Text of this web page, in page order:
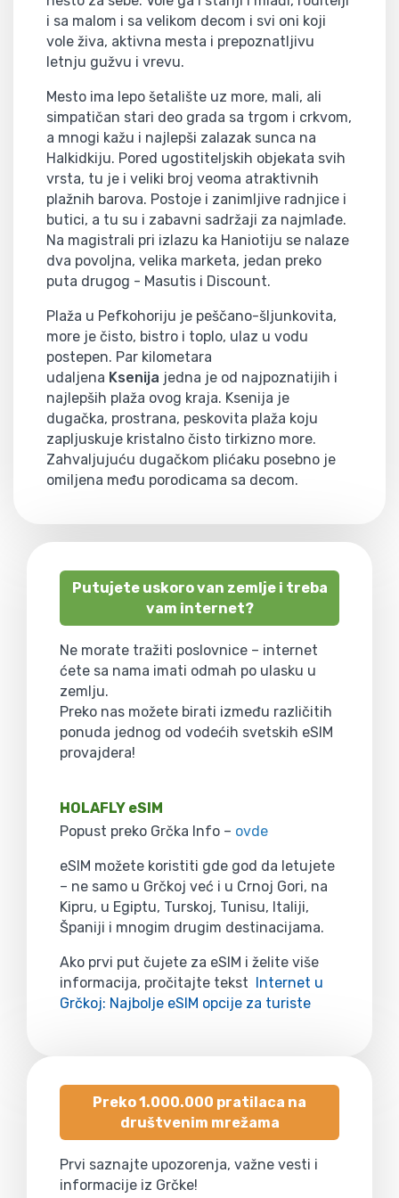
i sa malom i sa velikom decom i svi oni koji
vole živa, aktivna mesta i prepoznatljivu
letnju gužvu i vrevu.
Mesto ima lepo šetalište uz more, mali, ali
simpatičan stari deo grada sa trgom i crkvom,
a mnogi kažu i najlepši zalazak sunca na
Halkidkiju. Pored ugostiteljskih objekata svih
vrsta, tu je i veliki broj veoma atraktivnih
plažnih barova. Postoje i zanimljive radnjice i
butici, a tu su i zabavni sadržaji za najmlađe.
Na magistrali pri izlazu ka Haniotiju se nalaze
dva povoljna, velika marketa, jedan preko
puta drugog - Masutis i Discount.
Plaža u Pefkohoriju je peščano-šljunkovita,
more je čisto, bistro i toplo, ulaz u vodu
postepen. Par kilometara
udaljena Ksenija jedna je od najpoznatijih i
najlepših plaža ovog kraja. Ksenija je
dugačka, prostrana, peskovita plaža koju
zapljuskuje kristalno čisto tirkizno more.
Zahvaljujuću dugačkom plićaku posebno je
omiljena među porodicama sa decom.
Putujete uskoro van zemlje i treba
vam internet?
Ne morate tražiti poslovnice – internet
ćete sa nama imati odmah po ulasku u
zemlju.
Preko nas možete birati između različitih
ponuda jednog od vodećih svetskih eSIM
provajdera!
HOLAFLY eSIM
Popust preko Grčka Info – ovde
eSIM možete koristiti gde god da letujete
– ne samo u Grčkoj već i u Crnoj Gori, na
Kipru, u Egiptu, Turskoj, Tunisu, Italiji,
Španiji i mnogim drugim destinacijama.
Ako prvi put čujete za eSIM i želite više
informacija, pročitajte tekst Internet u
Grčkoj: Najbolje eSIM opcije za turiste
Preko 1.000.000 pratilaca na
društvenim mrežama
Prvi saznajte upozorenja, važne vesti i
informacije iz Grčke!